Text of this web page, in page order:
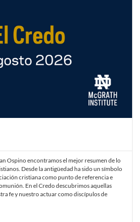
Ospino encontramos el mejor resumen de lo
Desde la antigüedad ha sido un símbolo
cristiana como punto de referencia e
En el Credo descubrimos aquellas
fe y nuestro actuar como discípulos de